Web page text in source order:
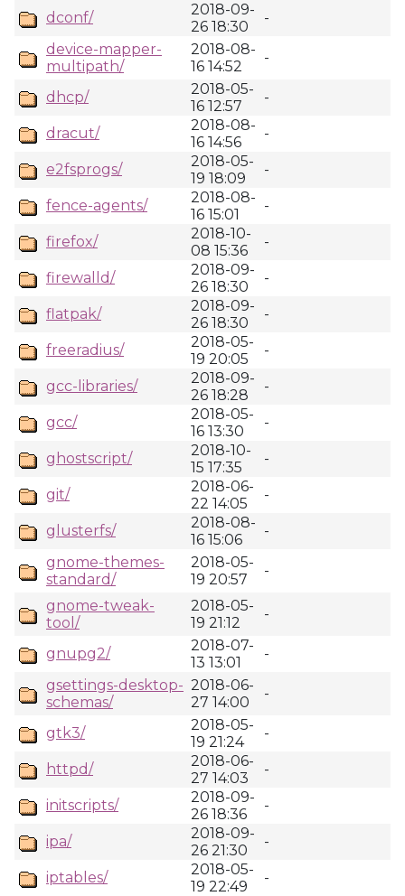
dconf/
2018-09-
26 18:30
-
device-mapper-
multipath/
2018-08-
16 14:52
-
dhcp/
2018-05-
16 12:57
-
dracut/
2018-08-
16 14:56
-
e2fsprogs/
2018-05-
19 18:09
-
fence-agents/
2018-08-
16 15:01
-
firefox/
2018-10-
08 15:36
-
firewalld/
2018-09-
26 18:30
-
flatpak/
2018-09-
26 18:30
-
freeradius/
2018-05-
19 20:05
-
gcc-libraries/
2018-09-
26 18:28
-
gcc/
2018-05-
16 13:30
-
ghostscript/
2018-10-
15 17:35
-
git/
2018-06-
22 14:05
-
glusterfs/
2018-08-
16 15:06
-
gnome-themes-
standard/
2018-05-
19 20:57
-
gnome-tweak-
tool/
2018-05-
19 21:12
-
gnupg2/
2018-07-
13 13:01
-
gsettings-desktop-
schemas/
2018-06-
27 14:00
-
gtk3/
2018-05-
19 21:24
-
httpd/
2018-06-
27 14:03
-
initscripts/
2018-09-
26 18:36
-
ipa/
2018-09-
26 21:30
-
iptables/
2018-05-
19 22:49
-